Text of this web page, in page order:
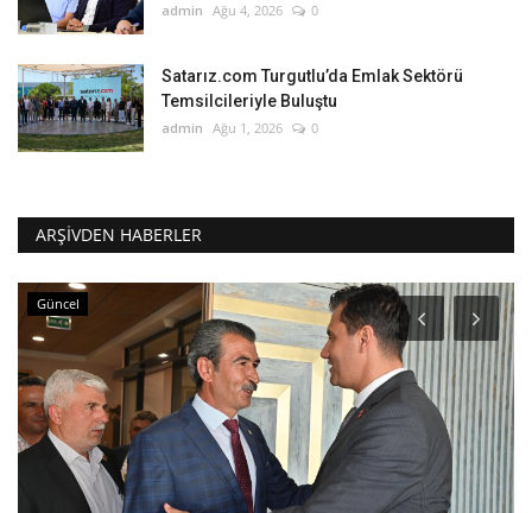
admin Ağu 4, 2026 0
Satarız.com Turgutlu’da Emlak Sektörü
Temsilcileriyle Buluştu
admin Ağu 1, 2026 0
ARŞIVDEN HABERLER
Güncel